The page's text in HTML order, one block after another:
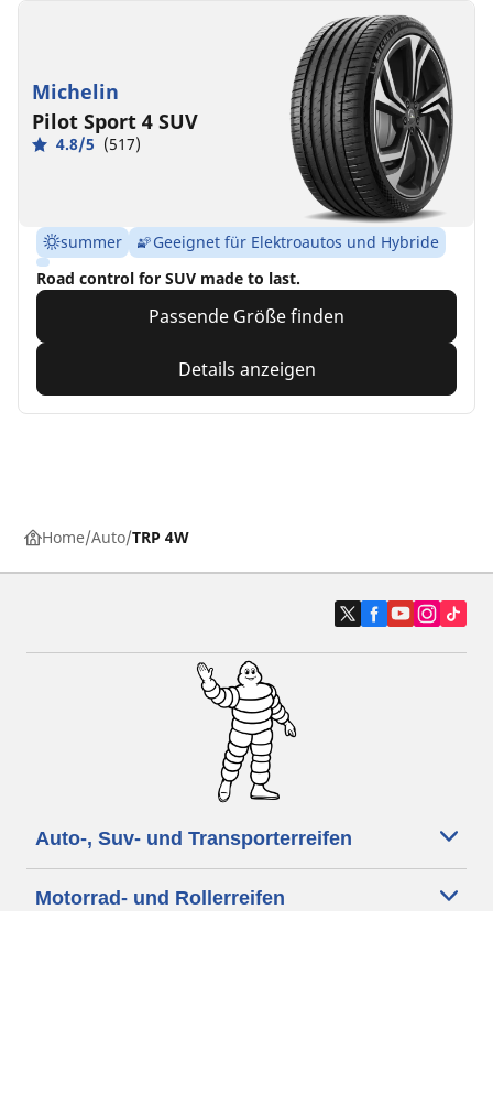
Michelin
Pilot Sport 4 SUV
4.8/5 (517)
summer
Geeignet für Elektroautos und Hybride
Road control for SUV made to last.
Passende Größe finden
Details anzeigen
Home Auto TRP 4W
Auto-, Suv- und Transporterreifen
Motorrad- und Rollerreifen